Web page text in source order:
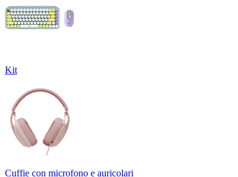
Kit
Cuffie con microfono e auricolari